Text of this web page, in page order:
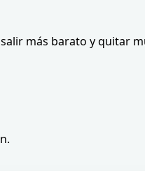
más barato y quitar